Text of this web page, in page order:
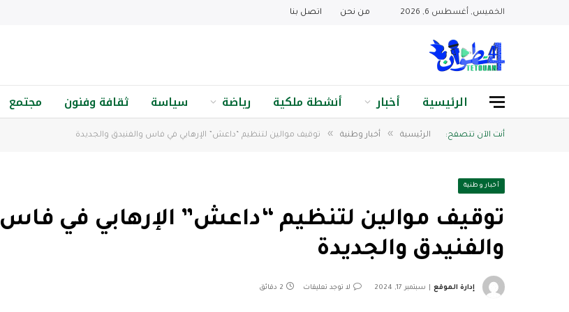
الخميس, أغسطس 6, 2026 من نحن اتصل بنا
الرئيسية أخبار أنشطة ملكية رياضة سياسة ثقافة وفنون مجتمع
أنت الآن تتصفح: الرئيسية » أخبار وطنية » توقيف موالين لتنظيم “داعش” الإرهابي في فاس والفنيدق والجديدة
أخبار وطنية
توقيف موالين لتنظيم “داعش” الإرهابي في فاس
والفنيدق والجديدة
إدارة الموقع سبتمبر 17, 2024 لا توجد تعليقات 2 دقائق